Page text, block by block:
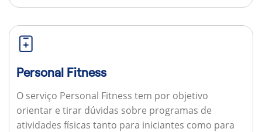
Personal Fitness
O serviço Personal Fitness tem por objetivo
orientar e tirar dúvidas sobre programas de
atividades físicas tanto para iniciantes como para